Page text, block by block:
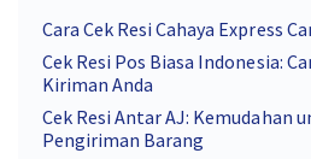
Cara Cek Resi Cahaya Express
Cek Resi Pos Biasa Indonesia:
Kiriman Anda
Cek Resi Antar AJ: Kemudahan
Pengiriman Barang